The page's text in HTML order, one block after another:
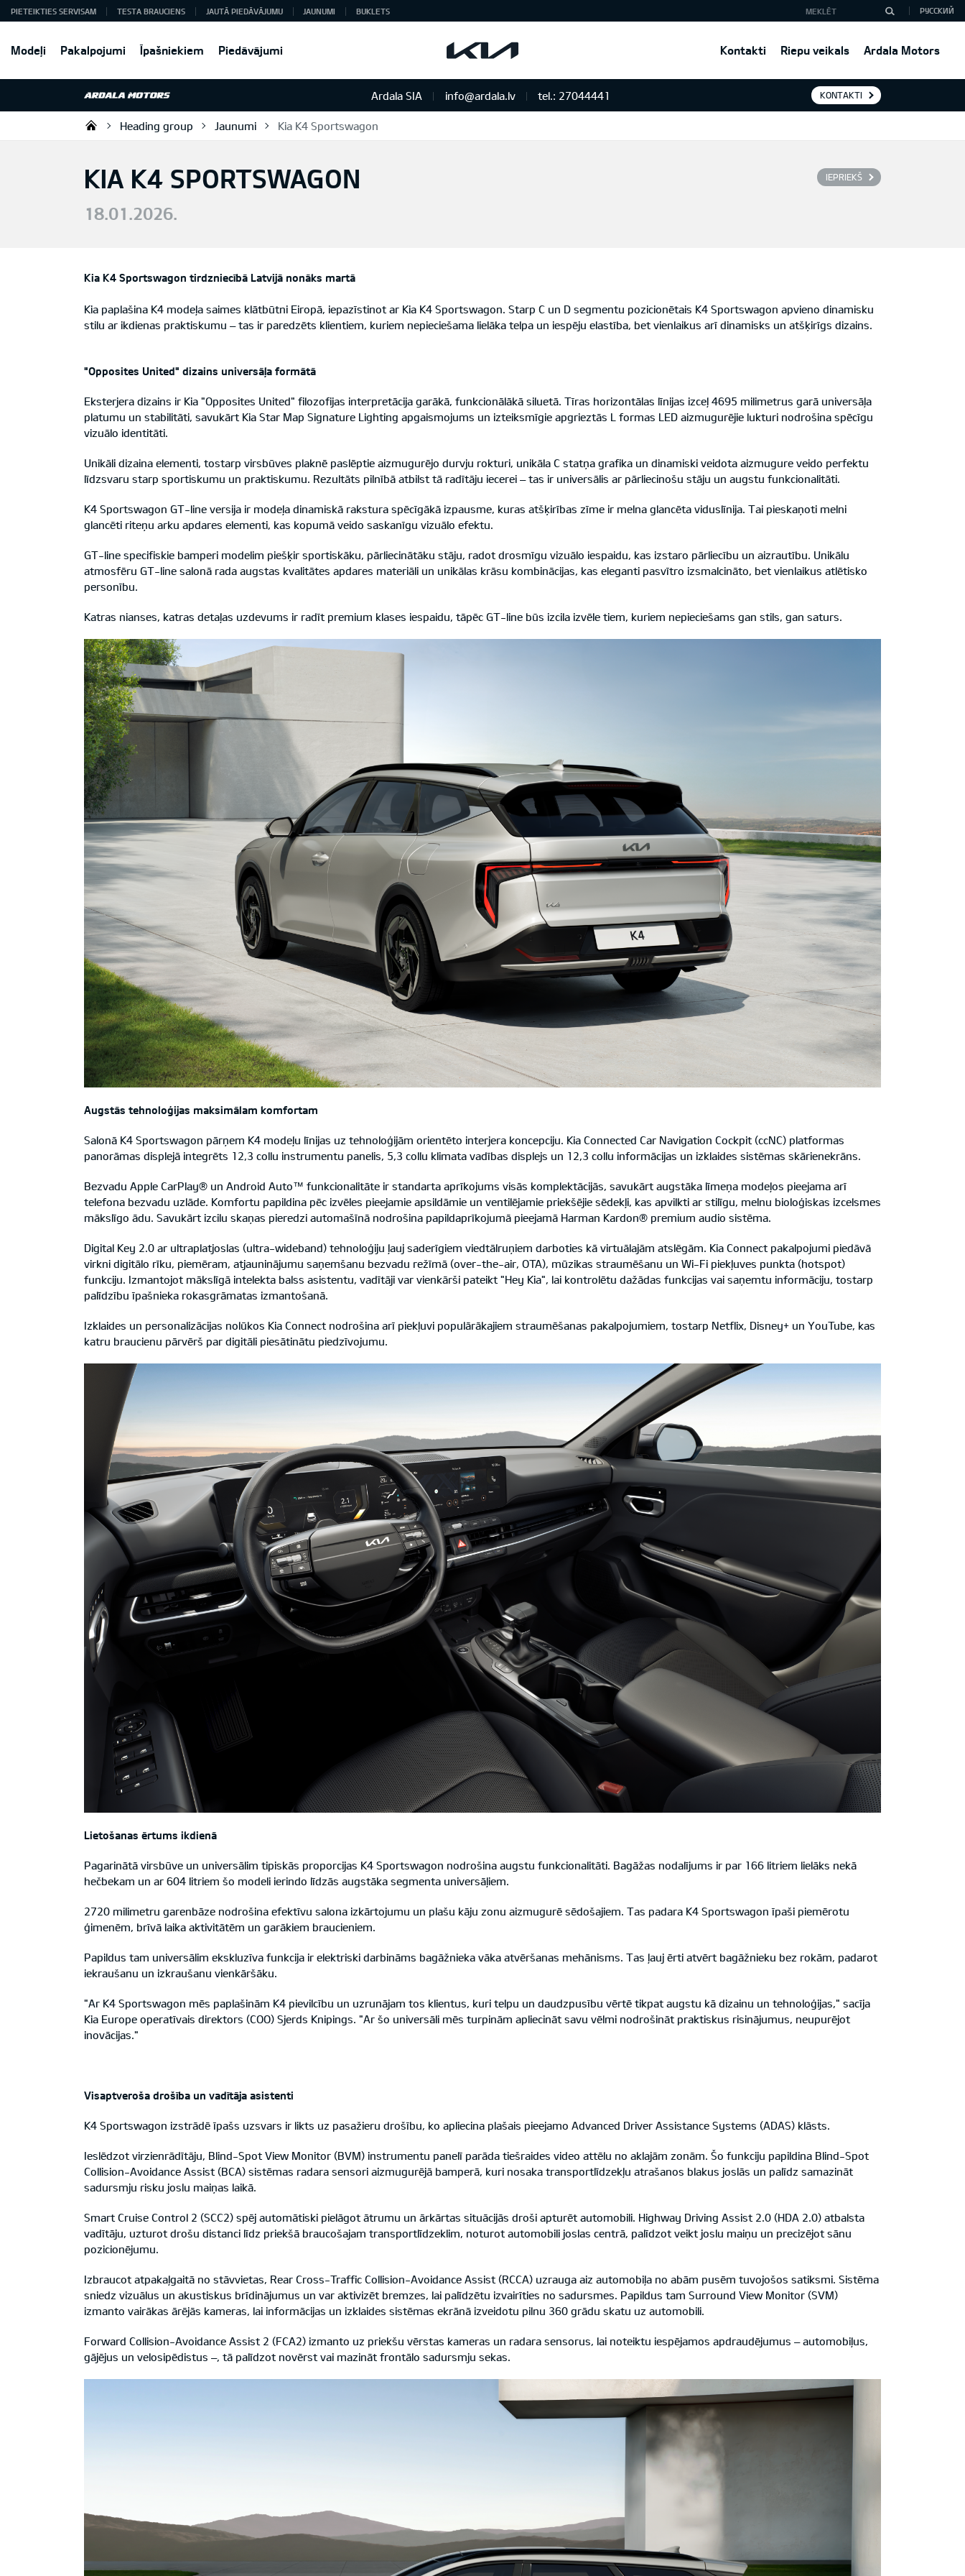
Modeļi Pakalpojumi Īpašniekiem Piedāvājumi Kontakti Riepu veikals Ardala Motors
PIETEIKTIES SERVISAM TESTA BRAUCIENS JAUTĀ PIEDĀVĀJUMU JAUNUMI BUKLETS РУССКИЙ
Ardala SIA info@ardala.lv tel.: 27044441 KONTAKTI
Ardala SIA
Heading group Jaunumi Kia K4 Sportswagon
IEPRIEKŠ
KIA K4 SPORTSWAGON
18.01.2026.
Kia K4 Sportswagon tirdzniecībā Latvijā nonāks martā
Kia paplašina K4 modeļa saimes klātbūtni Eiropā, iepazīstinot ar Kia K4 Sportswagon. Starp C un D segmentu pozicionētais K4 Sportswagon apvieno dinamisku
stilu ar ikdienas praktiskumu – tas ir paredzēts klientiem, kuriem nepieciešama lielāka telpa un iespēju elastība, bet vienlaikus arī dinamisks un atšķirīgs dizains.
"Opposites United" dizains universāļa formātā
Eksterjera dizains ir Kia "Opposites United" filozofijas interpretācija garākā, funkcionālākā siluetā. Tīras horizontālas līnijas izceļ 4695 milimetrus garā universāļa
platumu un stabilitāti, savukārt Kia Star Map Signature Lighting apgaismojums un izteiksmīgie apgrieztās L formas LED aizmugurējie lukturi nodrošina spēcīgu
vizuālo identitāti.
Unikāli dizaina elementi, tostarp virsbūves plaknē paslēptie aizmugurējo durvju rokturi, unikāla C statņa grafika un dinamiski veidota aizmugure veido perfektu
līdzsvaru starp sportiskumu un praktiskumu. Rezultāts pilnībā atbilst tā radītāju iecerei – tas ir universālis ar pārliecinošu stāju un augstu funkcionalitāti.
K4 Sportswagon GT-line versija ir modeļa dinamiskā rakstura spēcīgākā izpausme, kuras atšķirības zīme ir melna glancēta viduslīnija. Tai pieskaņoti melni
glancēti riteņu arku apdares elementi, kas kopumā veido saskanīgu vizuālo efektu.
GT-line specifiskie bamperi modelim piešķir sportiskāku, pārliecinātāku stāju, radot drosmīgu vizuālo iespaidu, kas izstaro pārliecību un aizrautību. Unikālu
atmosfēru GT-line salonā rada augstas kvalitātes apdares materiāli un unikālas krāsu kombinācijas, kas eleganti pasvītro izsmalcināto, bet vienlaikus atlētisko
personību.
Katras nianses, katras detaļas uzdevums ir radīt premium klases iespaidu, tāpēc GT-line būs izcila izvēle tiem, kuriem nepieciešams gan stils, gan saturs.
Augstās tehnoloģijas maksimālam komfortam
Salonā K4 Sportswagon pārņem K4 modeļu līnijas uz tehnoloģijām orientēto interjera koncepciju. Kia Connected Car Navigation Cockpit (ccNC) platformas
panorāmas displejā integrēts 12,3 collu instrumentu panelis, 5,3 collu klimata vadības displejs un 12,3 collu informācijas un izklaides sistēmas skārienekrāns.
Bezvadu Apple CarPlay® un Android Auto™ funkcionalitāte ir standarta aprīkojums visās komplektācijās, savukārt augstāka līmeņa modeļos pieejama arī
telefona bezvadu uzlāde. Komfortu papildina pēc izvēles pieejamie apsildāmie un ventilējamie priekšējie sēdekļi, kas apvilkti ar stilīgu, melnu bioloģiskas izcelsmes
mākslīgo ādu. Savukārt izcilu skaņas pieredzi automašīnā nodrošina papildaprīkojumā pieejamā Harman Kardon® premium audio sistēma.
Digital Key 2.0 ar ultraplatjoslas (ultra-wideband) tehnoloģiju ļauj saderīgiem viedtālruņiem darboties kā virtuālajām atslēgām. Kia Connect pakalpojumi piedāvā
virkni digitālo rīku, piemēram, atjauninājumu saņemšanu bezvadu režīmā (over-the-air, OTA), mūzikas straumēšanu un Wi-Fi piekļuves punkta (hotspot)
funkciju. Izmantojot mākslīgā intelekta balss asistentu, vadītāji var vienkārši pateikt "Hey Kia", lai kontrolētu dažādas funkcijas vai saņemtu informāciju, tostarp
palīdzību īpašnieka rokasgrāmatas izmantošanā.
Izklaides un personalizācijas nolūkos Kia Connect nodrošina arī piekļuvi populārākajiem straumēšanas pakalpojumiem, tostarp Netflix, Disney+ un YouTube, kas
katru braucienu pārvērš par digitāli piesātinātu piedzīvojumu.
Lietošanas ērtums ikdienā
Pagarinātā virsbūve un universālim tipiskās proporcijas K4 Sportswagon nodrošina augstu funkcionalitāti. Bagāžas nodalījums ir par 166 litriem lielāks nekā
hečbekam un ar 604 litriem šo modeli ierindo līdzās augstāka segmenta universāļiem.
2720 milimetru garenbāze nodrošina efektīvu salona izkārtojumu un plašu kāju zonu aizmugurē sēdošajiem. Tas padara K4 Sportswagon īpaši piemērotu
ģimenēm, brīvā laika aktivitātēm un garākiem braucieniem.
Papildus tam universālim ekskluzīva funkcija ir elektriski darbināms bagāžnieka vāka atvēršanas mehānisms. Tas ļauj ērti atvērt bagāžnieku bez rokām, padarot
iekraušanu un izkraušanu vienkāršāku.
"Ar K4 Sportswagon mēs paplašinām K4 pievilcību un uzrunājam tos klientus, kuri telpu un daudzpusību vērtē tikpat augstu kā dizainu un tehnoloģijas," sacīja
Kia Europe operatīvais direktors (COO) Sjerds Knipings. "Ar šo universāli mēs turpinām apliecināt savu vēlmi nodrošināt praktiskus risinājumus, neupurējot
inovācijas."
Visaptveroša drošība un vadītāja asistenti
K4 Sportswagon izstrādē īpašs uzsvars ir likts uz pasažieru drošību, ko apliecina plašais pieejamo Advanced Driver Assistance Systems (ADAS) klāsts.
Ieslēdzot virzienrādītāju, Blind-Spot View Monitor (BVM) instrumentu panelī parāda tiešraides video attēlu no aklajām zonām. Šo funkciju papildina Blind-Spot
Collision-Avoidance Assist (BCA) sistēmas radara sensori aizmugurējā bamperā, kuri nosaka transportlīdzekļu atrašanos blakus joslās un palīdz samazināt
sadursmju risku joslu maiņas laikā.
Smart Cruise Control 2 (SCC2) spēj automātiski pielāgot ātrumu un ārkārtas situācijās droši apturēt automobili. Highway Driving Assist 2.0 (HDA 2.0) atbalsta
vadītāju, uzturot drošu distanci līdz priekšā braucošajam transportlīdzeklim, noturot automobili joslas centrā, palīdzot veikt joslu maiņu un precizējot sānu
pozicionējumu.
Izbraucot atpakaļgaitā no stāvvietas, Rear Cross-Traffic Collision-Avoidance Assist (RCCA) uzrauga aiz automobiļa no abām pusēm tuvojošos satiksmi. Sistēma
sniedz vizuālus un akustiskus brīdinājumus un var aktivizēt bremzes, lai palīdzētu izvairīties no sadursmes. Papildus tam Surround View Monitor (SVM)
izmanto vairākas ārējās kameras, lai informācijas un izklaides sistēmas ekrānā izveidotu pilnu 360 grādu skatu uz automobili.
Forward Collision-Avoidance Assist 2 (FCA2) izmanto uz priekšu vērstas kameras un radara sensorus, lai noteiktu iespējamos apdraudējumus – automobiļus,
gājējus un velosipēdistus –, tā palīdzot novērst vai mazināt frontālo sadursmju sekas.